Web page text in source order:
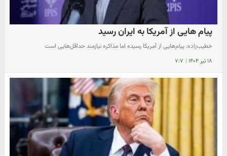
پیام هایی از آمریکا به ایران رسید
خطیب‌زاده: پیام‌هایی از آمریکا رسیده اما مذاکره‌ نیازمند حداقل‌هایی است
۱۸ تیر ۱۴۰۴ | ۷:۷